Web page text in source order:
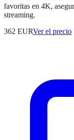
favoritas en 4K,
streaming.
362 EURVer el precio